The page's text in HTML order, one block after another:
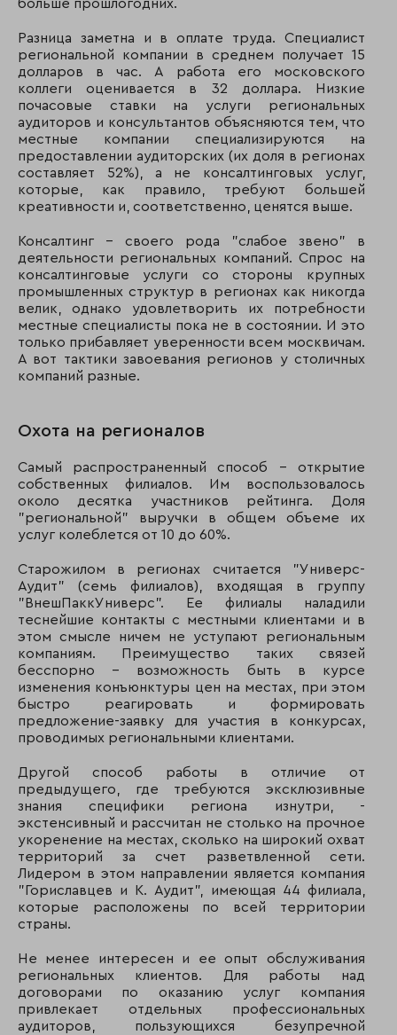
больше прошлогодних.
Разница заметна и в оплате труда. Специалист
региональной компании в среднем получает 15
долларов в час. А работа его московского
коллеги оценивается в 32 доллара. Низкие
почасовые ставки на услуги региональных
аудиторов и консультантов объясняются тем, что
местные компании специализируются на
предоставлении аудиторских (их доля в регионах
составляет 52%), а не консалтинговых услуг,
которые, как правило, требуют большей
креативности и, соответственно, ценятся выше.
Консалтинг - своего рода "слабое звено" в
деятельности региональных компаний. Спрос на
консалтинговые услуги со стороны крупных
промышленных структур в регионах как никогда
велик, однако удовлетворить их потребности
местные специалисты пока не в состоянии. И это
только прибавляет уверенности всем москвичам.
А вот тактики завоевания регионов у столичных
компаний разные.
Охота на регионалов
Самый распространенный способ - открытие
собственных филиалов. Им воспользовалось
около десятка участников рейтинга. Доля
"региональной" выручки в общем объеме их
услуг колеблется от 10 до 60%.
Старожилом в регионах считается "Универс-
Аудит" (семь филиалов), входящая в группу
"ВнешПаккУниверс". Ее филиалы наладили
теснейшие контакты с местными клиентами и в
этом смысле ничем не уступают региональным
компаниям. Преимущество таких связей
бесспорно - возможность быть в курсе
изменения конъюнктуры цен на местах, при этом
быстро реагировать и формировать
предложение-заявку для участия в конкурсах,
проводимых региональными клиентами.
Другой способ работы в отличие от
предыдущего, где требуются эксклюзивные
знания специфики региона изнутри, -
экстенсивный и рассчитан не столько на прочное
укоренение на местах, сколько на широкий охват
территорий за счет разветвленной сети.
Лидером в этом направлении является компания
"Гориславцев и К. Аудит", имеющая 44 филиала,
которые расположены по всей территории
страны.
Не менее интересен и ее опыт обслуживания
региональных клиентов. Для работы над
договорами по оказанию услуг компания
привлекает отдельных профессиональных
аудиторов, пользующихся безупречной